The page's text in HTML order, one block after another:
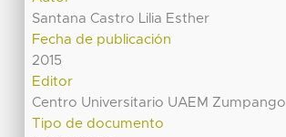
Santana Castro Lilia Esther
Fecha de publicación
2015
Editor
Centro Universitario UAEM Zumpango
Tipo de documento